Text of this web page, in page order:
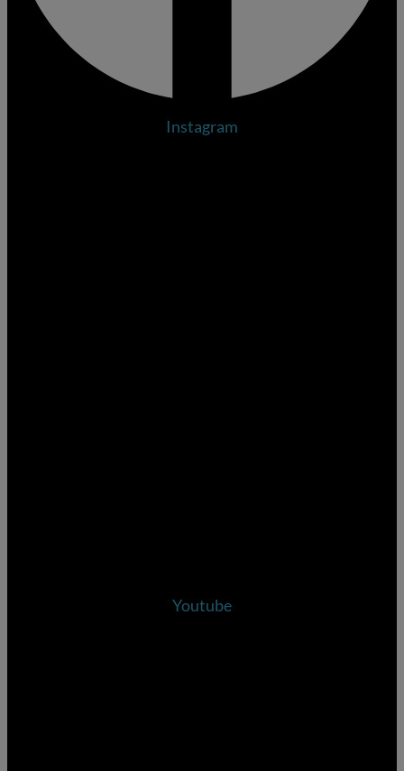
Instagram
Youtube